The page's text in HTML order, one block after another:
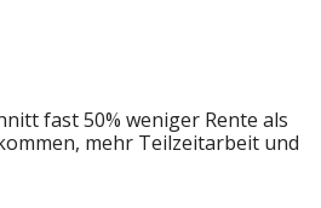
fast 50% weniger Rente als
mehr Teilzeitarbeit und